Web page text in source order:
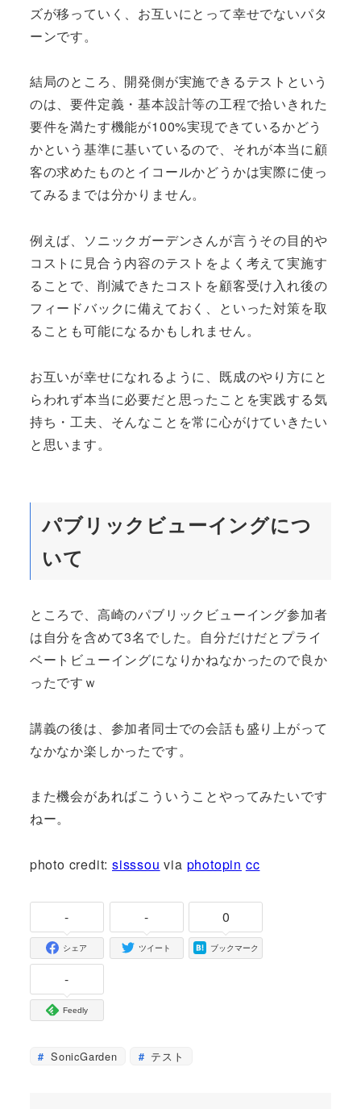
ズが移っていく、お互いにとって幸せでないパタ
ーンです。
結局のところ、開発側が実施できるテストという
のは、要件定義・基本設計等の工程で拾いきれた
要件を満たす機能が100%実現できているかどう
かという基準に基いているので、それが本当に顧
客の求めたものとイコールかどうかは実際に使っ
てみるまでは分かりません。
例えば、ソニックガーデンさんが言うその目的や
コストに見合う内容のテストをよく考えて実施す
ることで、削減できたコストを顧客受け入れ後の
フィードバックに備えておく、といった対策を取
ることも可能になるかもしれません。
お互いが幸せになれるように、既成のやり方にと
らわれず本当に必要だと思ったことを実践する気
持ち・工夫、そんなことを常に心がけていきたい
と思います。
パブリックビューイングにつ
いて
ところで、高崎のパブリックビューイング参加者
は自分を含めて3名でした。自分だけだとプライ
ベートビューイングになりかねなかったので良か
ったですｗ
講義の後は、参加者同士での会話も盛り上がって
なかなか楽しかったです。
また機会があればこういうことやってみたいです
ねー。
photo credit: sisssou via photopin cc
-
シェア
-
ツイート
0
ブックマーク
-
Feedly
SonicGarden テスト